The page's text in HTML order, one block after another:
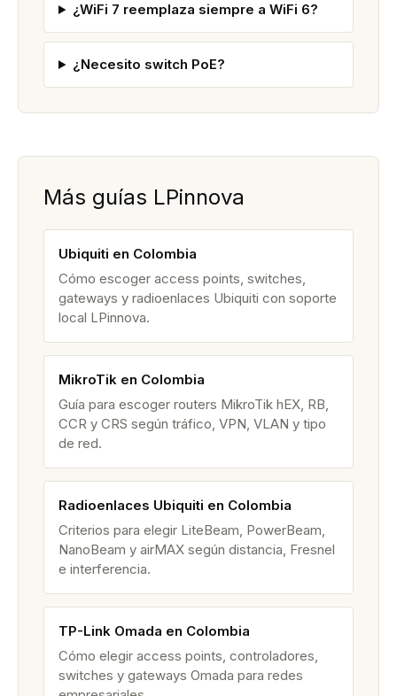
¿WiFi 7 reemplaza siempre a WiFi 6?
¿Necesito switch PoE?
Más guías LPinnova
Ubiquiti en Colombia
Cómo escoger access points, switches,
gateways y radioenlaces Ubiquiti con soporte
local LPinnova.
MikroTik en Colombia
Guía para escoger routers MikroTik hEX, RB,
CCR y CRS según tráfico, VPN, VLAN y tipo
de red.
Radioenlaces Ubiquiti en Colombia
Criterios para elegir LiteBeam, PowerBeam,
NanoBeam y airMAX según distancia, Fresnel
e interferencia.
TP-Link Omada en Colombia
Cómo elegir access points, controladores,
switches y gateways Omada para redes